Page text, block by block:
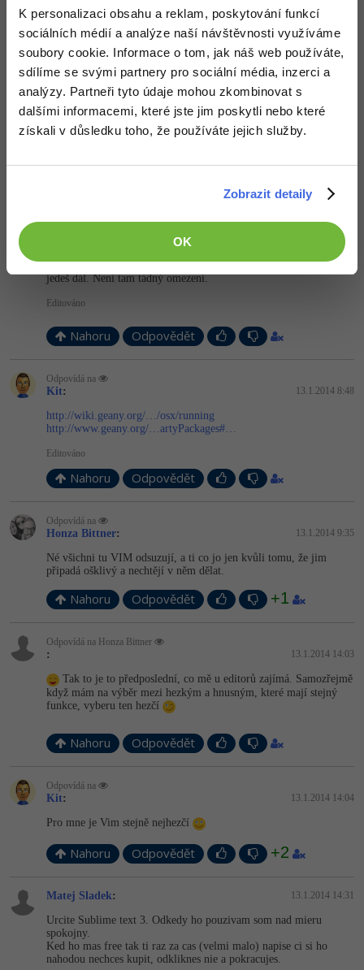
K personalizaci obsahu a reklam, poskytování funkcí
sociálních médií a analýze naší návštěvnosti využíváme
soubory cookie. Informace o tom, jak náš web používáte,
sdílíme se svými partnery pro sociální média, inzerci a
analýzy. Partneři tyto údaje mohou zkombinovat s
dalšími informacemi, které jste jim poskytli nebo které
získali v důsledku toho, že používáte jejich služby.
Zobrazit detaily
OK
Kit: Vim jsem nikdy neviděl, ale vím, že ti ho ostatní odsuzují a ty
ho tu jedinej bráníš
Geany jsem viděl jenom na screenech, a
pospile: Umět objective-c -_-, programuju jak černej
HoBi: zvýrazňování syntaxe
coells: Bohužel, nemá záložky, takže všechno otevírá zvlášť do
oken
Díky všem, budu ještě zkoušet hledat
13.1.2014 7:46
Sublime, zvárazňuje syntax i doplňuje tagy. Každých (myslím 20)
uložení ti to napíše, že máš neregistrovanou verzi. Můžeš dát OK a
jedeš dál. Není tam tádný omezení.
Editováno
Nahoru Odpovědět
Odpovídá na
Kit: 13.1.2014 8:48
http://wiki.geany.org/…/osx/running
http://www.geany.org/…artyPackages#…
Editováno
Nahoru Odpovědět
Odpovídá na
Honza Bittner: 13.1.2014 9:35
Né všichni tu VIM odsuzují, a ti co jo jen kvůli tomu, že jim
připadá ošklivý a nechtějí v něm dělat.
Nahoru Odpovědět +1
Odpovídá na Honza Bittner
: 13.1.2014 14:03
Tak to je to předposlední, co mě u editorů zajímá. Samozřejmě
když mám na výběr mezi hezkým a hnusným, které mají stejný
funkce, vyberu ten hezčí
Nahoru Odpovědět
Odpovídá na
Kit: 13.1.2014 14:04
Pro mne je Vim stejně nejhezčí
Nahoru Odpovědět +2
Matej Sladek: 13.1.2014 14:31
Urcite Sublime text 3. Odkedy ho pouzivam som nad mieru
spokojny.
Ked ho mas free tak ti raz za cas (velmi malo) napise ci si ho
nahodou nechces kupit, odkliknes nie a pokracujes.